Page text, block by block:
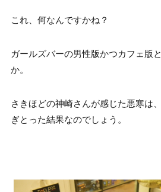
これ、何なんですかね？
ガールズバーの男性版かつカフェ版
か。
さきほどの神崎さんが感じた悪寒は
ぎとった結果なのでしょう。